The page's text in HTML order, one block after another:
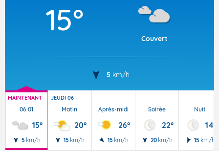
15°
Couvert
5 km/h
MAINTENANT
06:01
15°
5 km/h
JEUDI 06
Matin
20°
15 km/h
Après-midi
26°
15 km/h
Soirée
22°
20 km/h
Nuit
14°
15 km/h